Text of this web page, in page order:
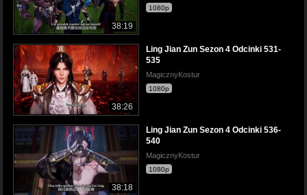
38:19
1080p
38:26
Ling Jian Zun Sezon 4 Odcinki 531-
535
MagicznyKostur
1080p
38:18
Ling Jian Zun Sezon 4 Odcinki 536-
540
MagicznyKostur
1080p